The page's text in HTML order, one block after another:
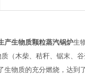
产生物质颗粒蒸汽锅炉生
（木柴、秸秆、锯末、
生物质的充分燃烧，达到